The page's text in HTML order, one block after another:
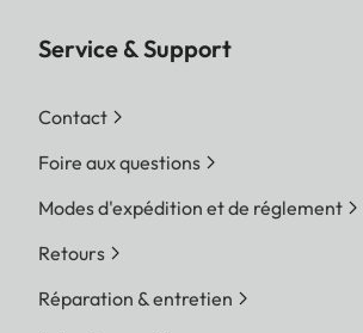
Service & Support
Contact
Foire aux questions
Modes d'expédition et de réglement
Retours
Réparation & entretien